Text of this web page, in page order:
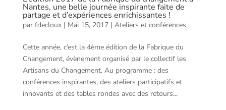
Nantes, une belle journée inspirante faite de
partage et d’expériences enrichissantes !
par fdecloux| Mai 15, 2017| Ateliers et conférences
Cette année, c’est la 4ème édition de la Fabrique du
Changement, évènement organisé par le collectif les
Artisans du Changement. Au programme : des
conférences inspirantes, des ateliers participatifs et
innovants et des tables rondes avec des retours...